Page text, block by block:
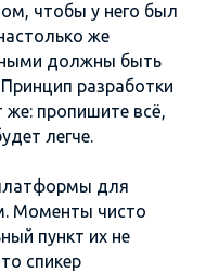
чтобы у него был
же
должны быть
разработки
же: пропишите всё,
легче.
для
Моменты чисто
пункт их не
спикер